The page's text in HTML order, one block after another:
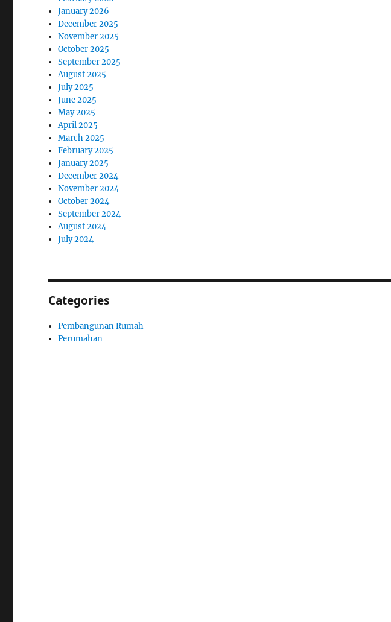
January 2026
December 2025
November 2025
October 2025
September 2025
August 2025
July 2025
June 2025
May 2025
April 2025
March 2025
February 2025
January 2025
December 2024
November 2024
October 2024
September 2024
August 2024
July 2024
Categories
Pembangunan Rumah
Perumahan